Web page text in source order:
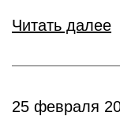
Читать далее
25 февраля